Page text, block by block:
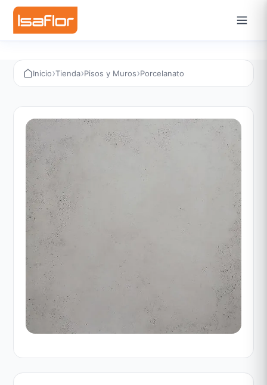
Inicio›Tienda›Pisos y Muros›Porcelanato